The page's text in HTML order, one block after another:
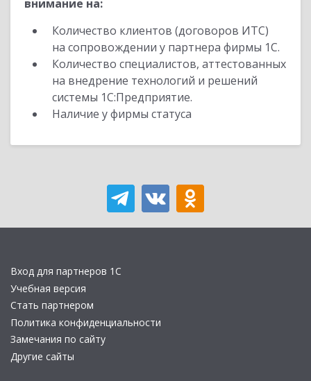
внимание на:
Количество клиентов (договоров ИТС)
на сопровождении у партнера фирмы 1С.
Количество специалистов, аттестованных
на внедрение технологий и решений
системы 1С:Предприятие.
Наличие у фирмы статуса
Вход для партнеров 1С
Учебная версия
Стать партнером
Политика конфиденциальности
Замечания по сайту
Другие сайты